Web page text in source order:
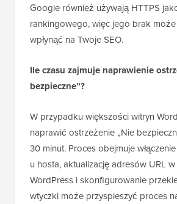
Google również używają HTTPS
rankingowego, więc jego brak
wpłynąć na Twoje SEO.
Ile czasu zajmuje naprawienie
bezpieczne”?
W przypadku większości witryn
naprawić ostrzeżenie „Nie
30 minut. Proces obejmuje
u hosta, aktualizację adresów URL
WordPress i skonfigurowanie
wtyczki może przyspieszyć proces